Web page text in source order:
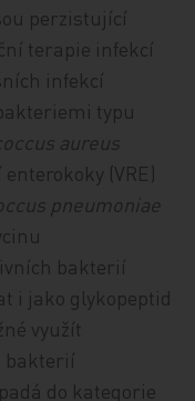
perzistující
terapie infekcí
infekcí
typu
aureus
(VRE)
pneumoniae
bakterií
i jako glykopeptid
využít
bakterií
do kategorie